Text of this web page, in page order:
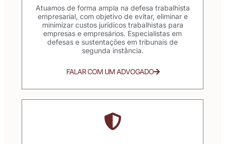
Atuamos de forma ampla na defesa trabalhista
empresarial, com objetivo de evitar, eliminar e
minimizar custos jurídicos trabalhistas para
empresas e empresários. Especialistas em
defesas e sustentações em tribunais de
segunda instância.
FALAR COM UM ADVOGADO